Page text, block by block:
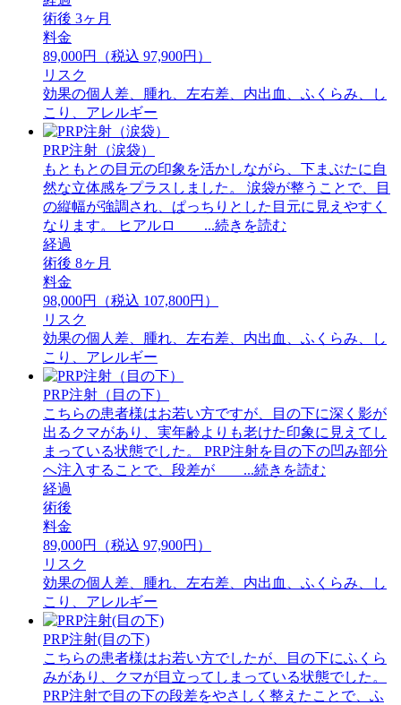
術後 3ヶ月
料金
89,000円（税込 97,900円）
リスク
効果の個人差、腫れ、左右差、内出血、ふくらみ、し
こり、アレルギー
PRP注射（涙袋）
もともとの目元の印象を活かしながら、下まぶたに自
然な立体感をプラスしました。 ⁡涙袋が整うことで、目
の縦幅が強調され、ぱっちりとした目元に見えやすく
なります。 ⁡ヒアルロ ...続きを読む
経過
術後 8ヶ月
料金
98,000円（税込 107,800円）
リスク
効果の個人差、腫れ、左右差、内出血、ふくらみ、し
こり、アレルギー
PRP注射（目の下）
こちらの患者様はお若い方ですが、目の下に深く影が
出るクマがあり、実年齢よりも老けた印象に見えてし
まっている状態でした。 PRP注射を目の下の凹み部分
へ注入することで、段差が ...続きを読む
経過
術後
料金
89,000円（税込 97,900円）
リスク
効果の個人差、腫れ、左右差、内出血、ふくらみ、し
こり、アレルギー
PRP注射(目の下)
こちらの患者様はお若い方でしたが、目の下にふくら
みがあり、クマが目立ってしまっている状態でした。
PRP注射で目の下の段差をやさしく整えたことで、ふ